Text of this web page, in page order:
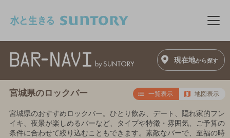
メ
現在地から探す
宮城県のロックバー 一覧表示 地図表示
宮城県のおすすめロックバー。ひとり飲み、デート、隠れ家的フン
イキ、夜景が楽しめるバーなど、タイプや特徴・雰囲気、ご予算の
条件に合わせて絞り込むこともできます。素敵なバーで、至福の時